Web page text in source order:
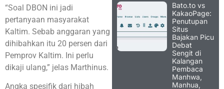
“Soal DBON ini jadi
pertanyaan masyarakat
Kaltim. Sebab anggaran yang
dihibahkan itu 20 persen dari
Pemprov Kaltim. Ini perlu
dikaji ulang,” jelas Marthinus.
Angka spesifik dari hibah
Bato.to vs
KakaoPage:
Penutupan
Situs
Bajakan Picu
Debat
Sengit di
Kalangan
Pembaca
Manhwa,
Manhua,